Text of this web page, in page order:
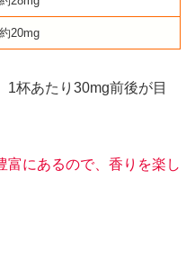
約20mg
1杯あたり30mg前後が目
富にあるので、香りを楽し